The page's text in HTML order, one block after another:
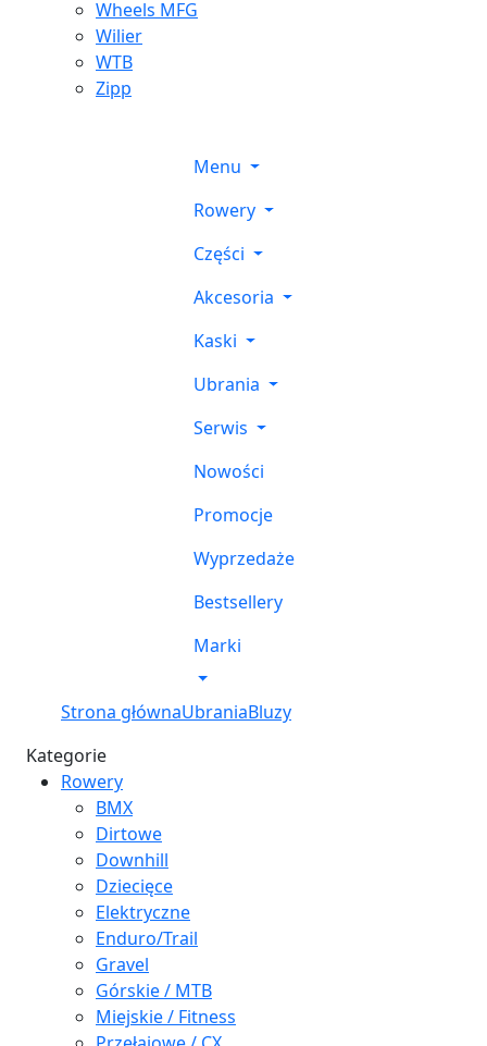
Wheels MFG
Wilier
WTB
Zipp
Menu
Rowery
Części
Akcesoria
Kaski
Ubrania
Serwis
Nowości
Promocje
Wyprzedaże
Bestsellery
Marki
Strona głównaUbraniaBluzy
Kategorie
Rowery
BMX
Dirtowe
Downhill
Dziecięce
Elektryczne
Enduro/Trail
Gravel
Górskie / MTB
Miejskie / Fitness